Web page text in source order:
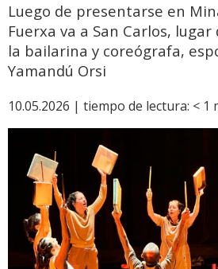
Luego de presentarse en
Fuerxa va a San Carlos,
la bailarina y coreógrafa,
Yamandú Orsi
10.05.2026 | tiempo de lectura: < 1